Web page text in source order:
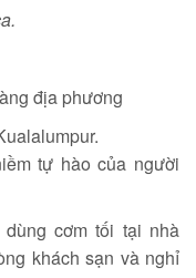
địa phương
tự hào của người
cơm tối tại nhà
khách sạn và nghỉ